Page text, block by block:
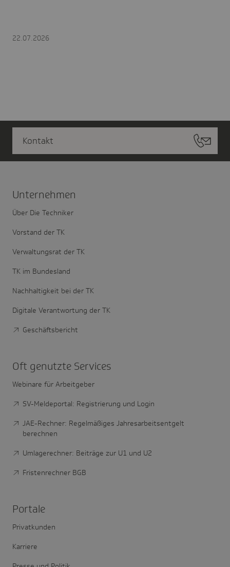
22.07.2026
Kontakt
Unter­nehmen
Über Die Techniker
Vorstand der TK
Verwaltungsrat der TK
TK im Bundesland
Nachhaltigkeit bei der TK
Digitale Verantwortung der TK
Geschäftsbericht
Oft genutzte Services
Webinare für Arbeitgeber
SV-Meldeportal: Registrierung und Login
JAE-Rechner: Regelmäßiges Jahresarbeitsentgelt
berechnen
Umlagerechner: Beiträge zur U1 und U2
Fristenrechner BGB
Portale
Privatkunden
Karriere